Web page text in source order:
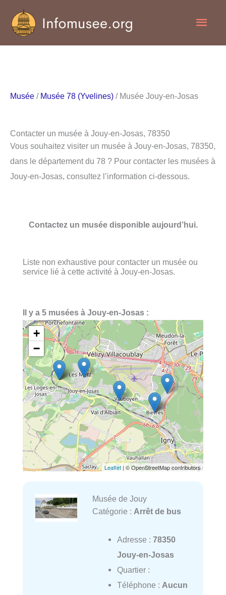
contenu
Musée / Musée 78 (Yvelines) / Musée Jouy-en-Josas
Contacter un musée à Jouy-en-Josas, 78350
Vous souhaitez visiter un musée à Jouy-en-Josas, 78350,
dans le département du 78 ? Pour contacter les musées à
Jouy-en-Josas, consultez l’information ci-dessous.
Contactez un musée disponible aujourd’hui.
Liste non exhaustive pour contacter un musée ou
service lié à cette activité à Jouy-en-Josas.
Il y a 5 musées à Jouy-en-Josas :
+
−
Leaflet | © OpenStreetMap contributors
Musée de Jouy
Catégorie : Arrêt de bus
Adresse : 78350
Jouy-en-Josas
Quartier :
Téléphone : Aucun